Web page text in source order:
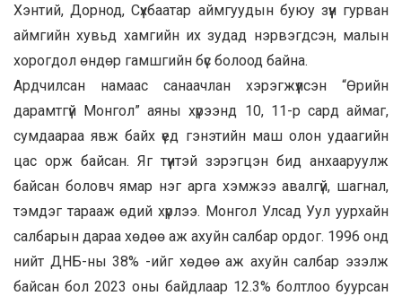
Хэнтий, Дорнод, Сүхбаатар аймгуудын буюу зүүн гурван
аймгийн хувьд хамгийн их зудад нэрвэгдсэн, малын
хорогдол өндөр гамшгийн бүс болоод байна.
Ардчилсан намаас санаачлан хэрэгжүүлсэн “Өрийн
дарамтгүй Монгол” аяны хүрээнд 10, 11-р сард аймаг,
сумдаараа явж байх үед гэнэтийн маш олон удаагийн
цас орж байсан. Яг түүнтэй зэрэгцэн бид анхааруулж
байсан боловч ямар нэг арга хэмжээ авалгүй, шагнал,
тэмдэг тарааж өдий хүрлээ. Монгол Улсад Уул уурхайн
салбарын дараа хөдөө аж ахуйн салбар ордог. 1996 онд
нийт ДНБ-ны 38% -ийг хөдөө аж ахуйн салбар эзэлж
байсан бол 2023 оны байдлаар 12.3% болтлоо буурсан